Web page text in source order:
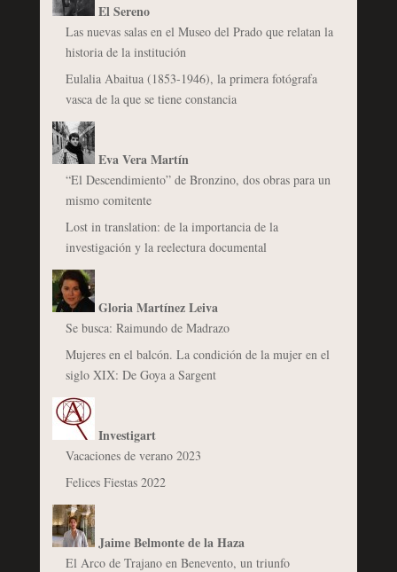
El Sereno
Las nuevas salas en el Museo del Prado que relatan la
historia de la institución
Eulalia Abaitua (1853-1946), la primera fotógrafa
vasca de la que se tiene constancia
Eva Vera Martín
“El Descendimiento” de Bronzino, dos obras para un
mismo comitente
Lost in translation: de la importancia de la
investigación y la reelectura documental
Gloria Martínez Leiva
Se busca: Raimundo de Madrazo
Mujeres en el balcón. La condición de la mujer en el
siglo XIX: De Goya a Sargent
Investigart
Vacaciones de verano 2023
Felices Fiestas 2022
Jaime Belmonte de la Haza
El Arco de Trajano en Benevento, un triunfo